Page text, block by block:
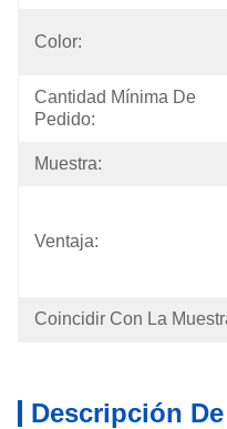
Color:
Cantidad Mínima De
Pedido:
Muestra:
Ventaja:
Coincidir Con La
Descripción